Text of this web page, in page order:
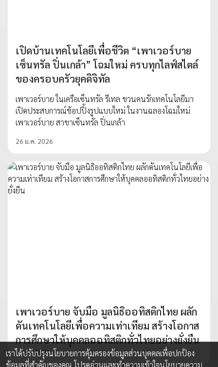
เปิดบ้านเทคโนโลยีเพื่อชีวิต “เพาเวอร์บาย
เซ็นทรัล ปิ่นเกล้า” โฉมใหม่ ครบทุกไลฟ์สไตล์
ของครอบครัวยุคดิจิทัล
เพาเวอร์บาย ในเครือเซ็นทรัล รีเทล ชวนคนรักเทคโนโลยีมา
เปิดประสบการณ์ช้อปปิ้งรูปแบบใหม่ ในงานฉลองโฉมใหม่
เพาเวอร์บาย สาขาเซ็นทรัล ปิ่นเกล้า
26 ม.ค. 2026
เพาเวอร์บาย จับมือ มูลนิธิออทิสติกไทย ผลัก
ดันเทคโนโลยีเพื่อความเท่าเทียม สร้างโอกาส
การศึกษาให้บุคคลออทิสติกทั่วไทยอย่างยั่งยืน
2 ก.พ. 2026
เราได้ปรับปรุงนโยบายการคุ้มครองข้อมูลส่วนบุคคลเพื่อปกป้อง
ข้อมูลที่สำคัญของคุณ โปรดอ่านและทำความเข้าใจนโยบายความ